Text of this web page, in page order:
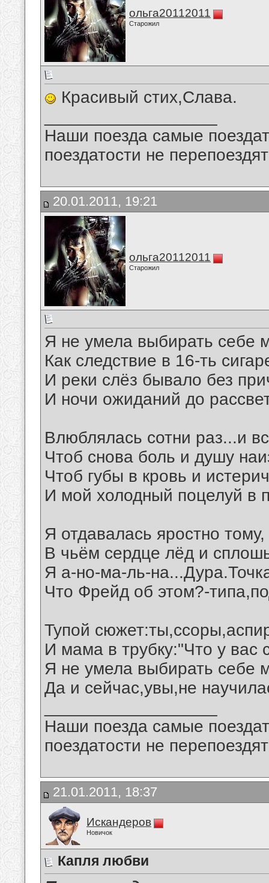
ольга20112011
Старожил
Красивый стих,Слава.
Наши поезда самые
поездатости не
20.01.2011, 19:21
ольга20112011
Старожил
Я не умела выбирать себе
Как следствие в 16-ть
И реки слёз бывало без
И ночи ожиданий до
Влюблялась сотни раз...и
Чтоб снова боль и душу
Чтоб губы в кровь и
И мой холодный поцелуй в
Я отдавалась яростно тому,
В чьём сердце лёд и
Я а-но-ма-ль-
Что Фрейд об этом?-
Тупой
И мама в трубку:"Что у вас
Я не умела выбирать себе
Да и сейчас,увы,не
Наши поезда самые
поездатости не
21.01.2011, 18:37
Искандеров
Новичок
Капля любви